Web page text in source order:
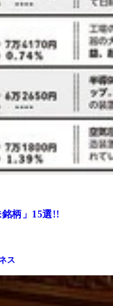
柄」15選!!
ス